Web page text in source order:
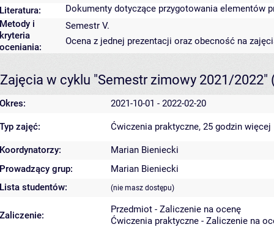
Literatura:
Dokumenty dotyczące przygotowania elementów
Metody i
kryteria
oceniania:
Semestr V.
Ocena z jednej prezentacji oraz obecność na
Zajęcia w cyklu "Semestr zimowy 2021/2022"
Okres: 2021-10-01 - 2022-02-20
Typ zajęć: Ćwiczenia praktyczne, 25 godzin więcej
Koordynatorzy:
Marian Bieniecki
Prowadzący grup:
Marian Bieniecki
Lista studentów:
(nie masz dostępu)
Zaliczenie:
Przedmiot - Zaliczenie na ocenę
Ćwiczenia praktyczne - Zaliczenie na